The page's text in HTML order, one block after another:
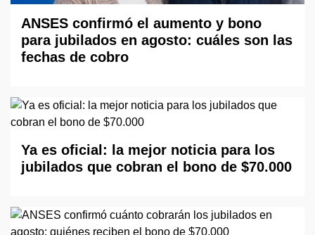
ANSES confirmó el aumento y bono
para jubilados en agosto: cuáles son las
fechas de cobro
Ya es oficial: la mejor noticia para los
jubilados que cobran el bono de $70.000